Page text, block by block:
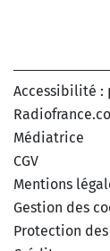
Accessibilité :
Médiatrice
CGV
Mentions
Gestion des
Protection